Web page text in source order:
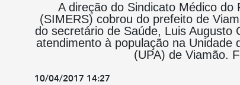
A direção do Sindicato Médico do
(SIMERS) cobrou do prefeito de
do secretário de Saúde, Luis Augusto
atendimento à população na Unidade
(UPA) de Viamão.
10/04/2017 14:27